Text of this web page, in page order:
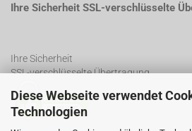
Diese Webseite verwendet
Technologien
Ihre Sicherheit SSL-verschlüsselte
Ihre Sicherheit
SSL-verschlüsselte Übertragung
SSL Certificate